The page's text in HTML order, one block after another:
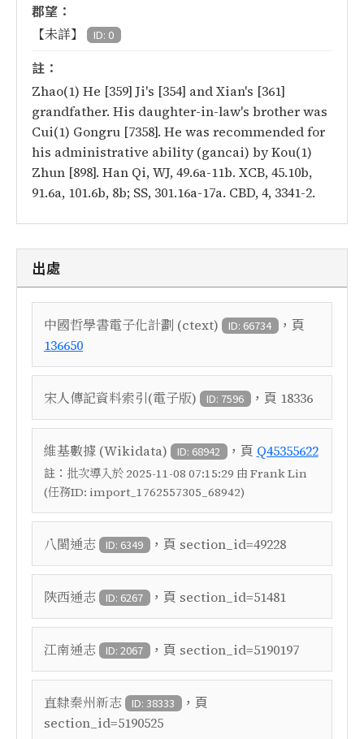
郡望：
【未詳】 ID: 0
註：
Zhao(1) He [359] Ji's [354] and Xian's [361]
grandfather. His daughter-in-law's brother was
Cui(1) Gongru [7358]. He was recommended for
his administrative ability (gancai) by Kou(1)
Zhun [898]. Han Qi, WJ, 49.6a-11b. XCB, 45.10b,
91.6a, 101.6b, 8b; SS, 301.16a-17a. CBD, 4, 3341-2.
出處
中國哲學書電子化計劃 (ctext) ID: 66734 ，頁
136650
宋人傳記資料索引(電子版) ID: 7596 ，頁 18336
維基數據 (Wikidata) ID: 68942 ，頁 Q45355622
註： 批次導入於 2025-11-08 07:15:29 由 Frank Lin
(任務ID: import_1762557305_68942)
八閩通志 ID: 6349 ，頁 section_id=49228
陝西通志 ID: 6267 ，頁 section_id=51481
江南通志 ID: 2067 ，頁 section_id=5190197
直隸秦州新志 ID: 38333 ，頁
section_id=5190525